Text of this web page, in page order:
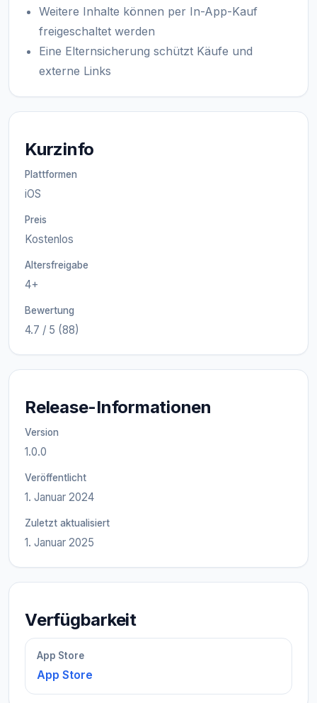
Weitere Inhalte können per In-App-Kauf
freigeschaltet werden
Eine Elternsicherung schützt Käufe und
externe Links
Kurzinfo
Plattformen
iOS
Preis
Kostenlos
Altersfreigabe
4+
Bewertung
4.7 / 5 (88)
Release-Informationen
Version
1.0.0
Veröffentlicht
1. Januar 2024
Zuletzt aktualisiert
1. Januar 2025
Verfügbarkeit
App Store
App Store